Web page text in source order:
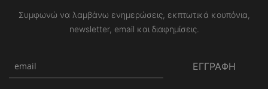
Συμφωνώ να λαμβάνω ενημερώσεις, εκπτωτικά κουπόνια,
newsletter, email και διαφημίσεις.
ΕΓΓΡΑΦΗ